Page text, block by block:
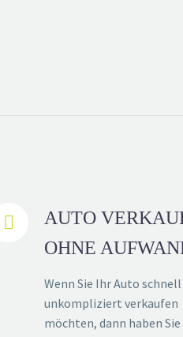


AUTO
OHNE
Wenn Sie Ihr Auto schnell
unkompliziert verkaufen
möchten, dann haben